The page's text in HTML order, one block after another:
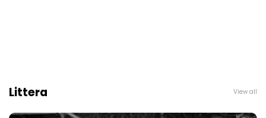
Littera View all